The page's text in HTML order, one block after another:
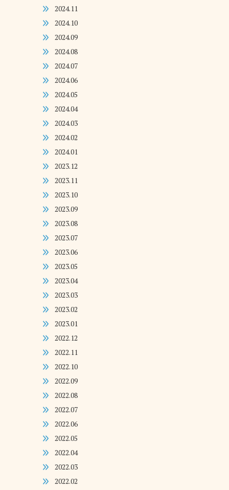
2024.11
2024.10
2024.09
2024.08
2024.07
2024.06
2024.05
2024.04
2024.03
2024.02
2024.01
2023.12
2023.11
2023.10
2023.09
2023.08
2023.07
2023.06
2023.05
2023.04
2023.03
2023.02
2023.01
2022.12
2022.11
2022.10
2022.09
2022.08
2022.07
2022.06
2022.05
2022.04
2022.03
2022.02